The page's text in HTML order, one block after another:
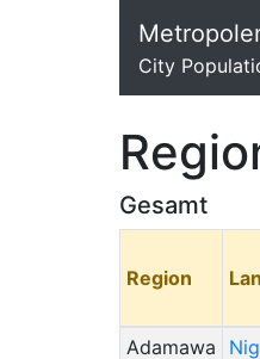
City
Gesamt
Region
Adamawa